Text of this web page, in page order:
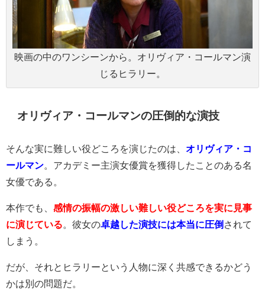
映画の中のワンシーンから。オリヴィア・コールマン演
じるヒラリー。
オリヴィア・コールマンの圧倒的な演技
そんな実に難しい役どころを演じたのは、 オリヴィア・コ
ールマン 。アカデミー主演女優賞を獲得したことのある名
女優である。
本作でも、 感情の振幅の激しい難しい役どころを実に見事
に演じている 。彼女の卓越した演技には本当に圧倒 されて
しまう。
だが、それとヒラリーという人物に深く共感できるかどう
かは別の問題だ。